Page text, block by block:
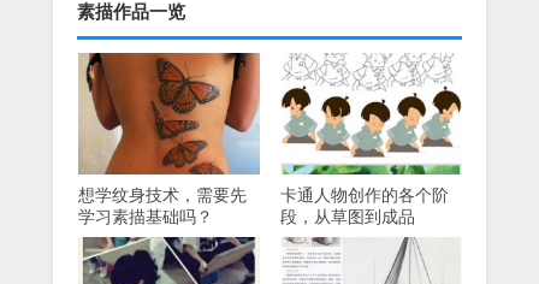
素描作品一览
想学纹身技术，需要先
学习素描基础吗？
卡通人物创作的各个阶
段，从草图到成品